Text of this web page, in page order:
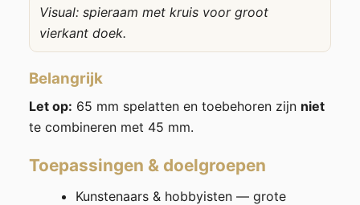
Visual: spieraam met kruis voor groot
vierkant doek.
Belangrijk
Let op: 65 mm spelatten en toebehoren zijn niet
te combineren met 45 mm.
Toepassingen & doelgroepen
Kunstenaars & hobbyisten — grote